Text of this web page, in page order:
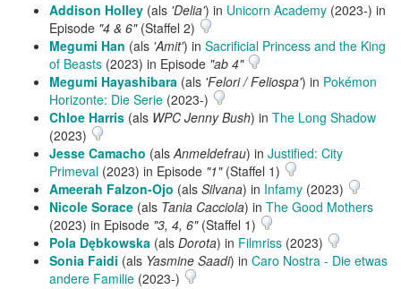
Addison Holley (als 'Delia') in Unicorn Academy (2023-) in
Episode "4 & 6"(Staffel 2)
Megumi Han (als 'Amit') in Sacrificial Princess and the King
of Beasts (2023) in Episode "ab 4"
Megumi Hayashibara (als 'Felori / Feliospa') in Pokémon
Horizonte: Die Serie (2023-)
Chloe Harris (als WPC Jenny Bush) in The Long Shadow
(2023)
Jesse Camacho (alsAnmeldefrau) in Justified: City
Primeval (2023) in Episode "1"(Staffel 1)
Ameerah Falzon-Ojo (als Silvana) in Infamy (2023)
Nicole Sorace (als Tania Cacciola) in The Good Mothers
(2023) in Episode "3, 4, 6"(Staffel 1)
Pola Dębkowska (als Dorota) in Filmriss (2023)
Sonia Faidi (als Yasmine Saadi) in Caro Nostra - Die etwas
andere Familie (2023-)